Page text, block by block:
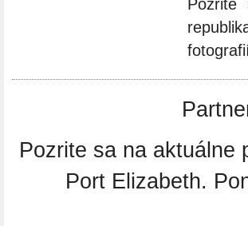
Pozrite
Pozrite sa na aktuálne
Port Elizabeth.